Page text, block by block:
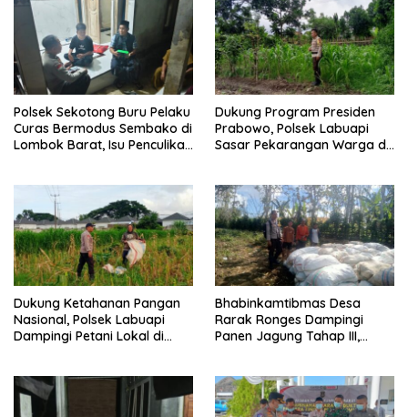
Polsek Sekotong Buru Pelaku
Curas Bermodus Sembako di
Lombok Barat, Isu Penculikan
Dukung Program Presiden
Prabowo, Polsek Labuapi
Sasar Pekarangan Warga di
Dukung Ketahanan Pangan
Nasional, Polsek Labuapi
Dampingi Petani Lokal di
Bhabinkamtibmas Desa
Rarak Ronges Dampingi
Panen Jagung Tahap III,